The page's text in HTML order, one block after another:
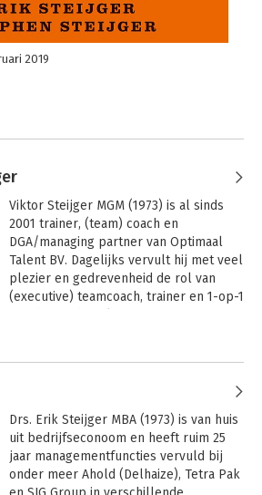
2019
Viktor Steijger MGM (1973) is al sinds
2001 trainer, (team) coach en
DGA/managing partner van Optimaal
Talent BV. Dagelijks vervult hij met veel
plezier en gedrevenheid de rol van
(executive) teamcoach, trainer en 1-op-1
verandermanagement. Zijn grootste
voldoening en genoegen in een
notendop: ‘Het is een groot voorrecht
om mensen en teams een stap vooruit
Drs. Erik Steijger MBA (1973) is van huis
uit bedrijfseconoom en heeft ruim 25
jaar managementfuncties vervuld bij
onder meer Ahold (Delhaize), Tetra Pak